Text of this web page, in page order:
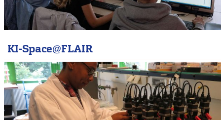
KI-Space@FLAIR